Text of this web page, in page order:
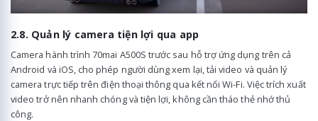
2.8. Quản lý camera tiện lợi qua app
Camera hành trình 70mai A500S trước sau hỗ trợ ứng dụng trên cả
Android và iOS, cho phép người dùng xem lại, tải video và quản lý
camera trực tiếp trên điện thoại thông qua kết nối Wi-Fi. Việc trích xuất
video trở nên nhanh chóng và tiện lợi, không cần tháo thẻ nhớ thủ
công.